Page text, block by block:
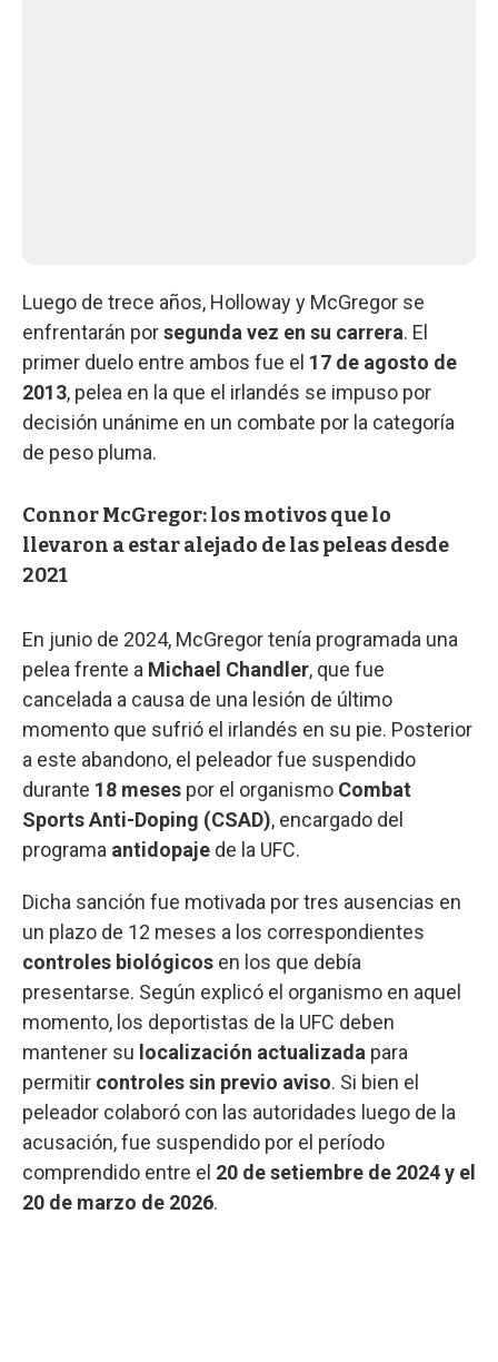
Luego de trece años, Holloway y McGregor se
enfrentarán porsegunda vez en su carrera. El
primer duelo entre ambos fue el 17 de agosto de
2013, pelea en la que el irlandés se impuso por
decisión unánime en un combate por la categoría
de peso pluma.
Connor McGregor: los motivos que lo
llevaron a estar alejado de las peleas desde
2021
En junio de 2024, McGregor tenía programada una
pelea frente a Michael Chandler, que fue
cancelada a causa de una lesión de último
momento que sufrió el irlandés en su pie. Posterior
a este abandono, el peleador fue suspendido
durante 18 meses por el organismo Combat
Sports Anti-Doping (CSAD), encargado del
programa antidopaje de la UFC.
Dicha sanción fue motivada por tres ausencias en
un plazo de 12 meses a los correspondientes
controles biológicos en los que debía
presentarse. Según explicó el organismo en aquel
momento, los deportistas de la UFC deben
mantener su localización actualizada para
permitir controles sin previo aviso. Si bien el
peleador colaboró con las autoridades luego de la
acusación, fue suspendido por el período
comprendido entre el 20 de setiembre de 2024 y el
20 de marzo de 2026.